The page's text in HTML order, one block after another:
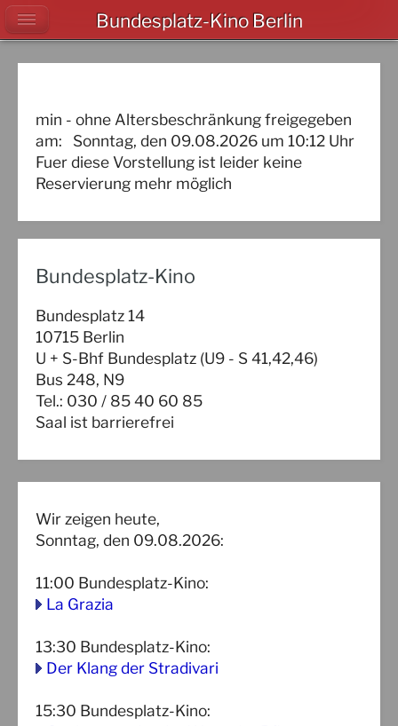
Bundesplatz-Kino
Bundesplatz 14
10715 Berlin
U + S-Bhf Bundesplatz (U9 - S 41,42,46)
Bus 248, N9
Tel.: 030 / 85 40 60 85
Saal ist barrierefrei
Wir zeigen heute,
Sonntag, den 09.08.2026:
11:00 Bundesplatz-Kino:
La Grazia
13:30 Bundesplatz-Kino:
Der Klang der Stradivari
15:30 Bundesplatz-Kino:
min - ohne Altersbeschränkung freigegeben
am: Sonntag, den 09.08.2026 um 10:12 Uhr
Fuer diese Vorstellung ist leider keine
Reservierung mehr möglich
Bundesplatz-Kino Berlin